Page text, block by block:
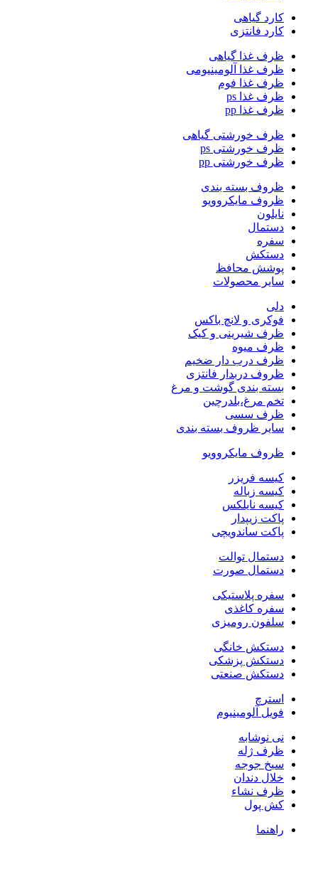
کارد گیاهی
کارد فانتزی
ظرف غذا گیاهی
ظرف غذا آلومینیومی
ظرف غذا فوم
ظرف غذا ps
ظرف غذا pp
ظرف خورشتی گیاهی
ظرف خورشتی ps
ظرف خورشتی pp
ظروف بسته بندی
ظروف مایکروویو
نایلون
دستمال
سفره
دستکش
پوشش محافظ
سایر محصولات
دلی
فوکری و لانچ باکس
ظرف شیرینی و کیک
ظرف میوه
ظرف درب دار ضخیم
ظروف دربدار فانتزی
بسته بندی گوشت و مرغ
تخم مرغ،بلدرچین
ظرف سسی
سایر ظروف بسته بندی
ظروف مایکروویو
کیسه فریزر
کیسه زباله
کیسه نایلکس
پاکت زیپدار
پاکت ساندویچی
دستمال توالت
دستمال صورت
سفره پلاستیکی
سفره کاغذی
سلفون رومیزی
دستکش خانگی
دستکش پزشکی
دستکش صنعتی
استرچ
فویل آلومینیوم
نی نوشابه
ظرف ژله
سیخ جوجه
خلال دندان
ظرف نشاء
کش پول
راهنما